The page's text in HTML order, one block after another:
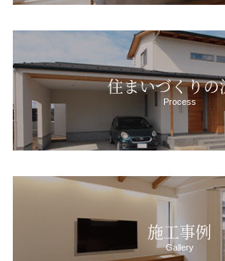
住まいづくりの
Process
施工事例
Gallery